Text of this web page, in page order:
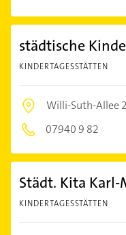
städtische
KINDERTAGESSTÄTTEN
Willi-Suth-Allee
07940 9 82
Städt. Kita Karl-
KINDERTAGESSTÄTTEN